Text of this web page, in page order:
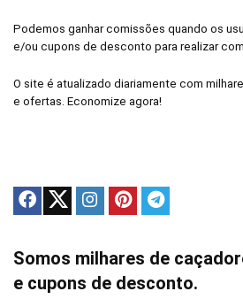
Podemos ganhar comissões quando os
e/ou cupons de desconto para realizar
O site é atualizado diariamente com
e ofertas. Economize agora!
Somos milhares de
e cupons de desconto.